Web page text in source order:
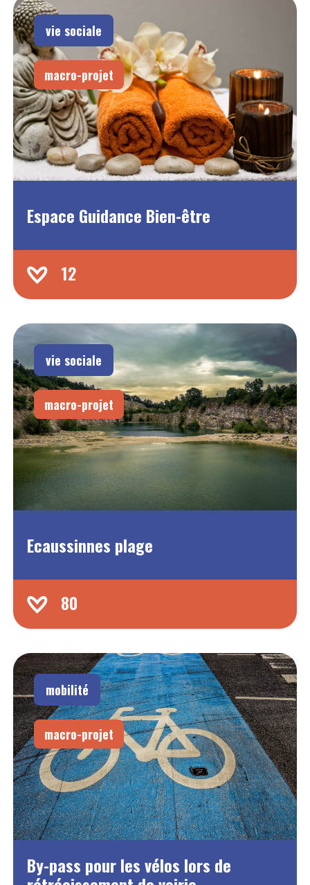
vie sociale
macro-projet
Espace Guidance Bien-être
12
vie sociale
macro-projet
Ecaussinnes plage
80
mobilité
macro-projet
By-pass pour les vélos lors de